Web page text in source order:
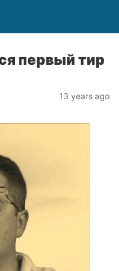
первый тир
13 years ago